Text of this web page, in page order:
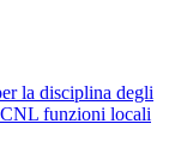
la disciplina degli
funzioni locali